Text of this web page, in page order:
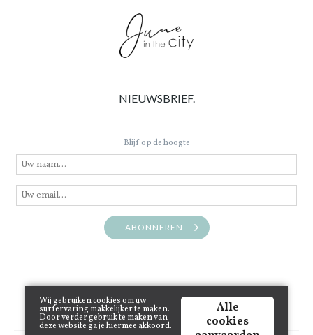
NIEUWSBRIEF.
Blijf op de hoogte
ABONNEREN
Wij gebruiken cookies om uw
surfervaring makkelijker te maken.
Door verder gebruik te maken van
deze website ga je hiermee akkoord.
Alle
cookies